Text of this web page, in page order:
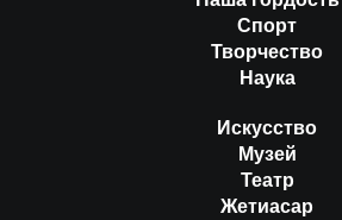
Спорт
Творчество
Наука
Искусство
Музей
Театр
Жетиасар